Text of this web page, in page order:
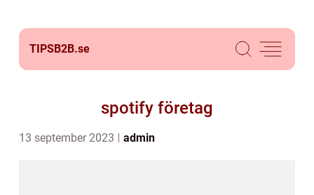
TIPSB2B.se
spotify företag
13 september 2023 admin